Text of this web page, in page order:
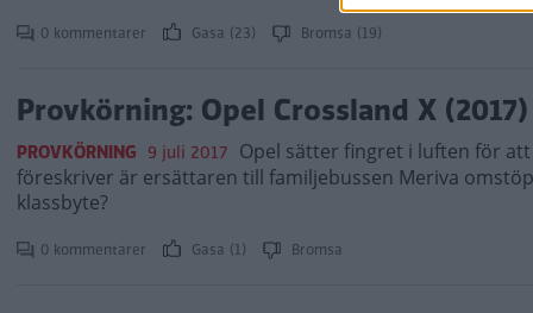
0 kommentarer Gasa (23) Bromsa (19)
Provkörning: Opel Crossland X (2017)
PROVKÖRNING 9 juli 2017 Opel sätter fingret i luften för
föreskriver är ersättaren till familjebussen Meriva
klassbyte?
0 kommentarer Gasa (1) Bromsa